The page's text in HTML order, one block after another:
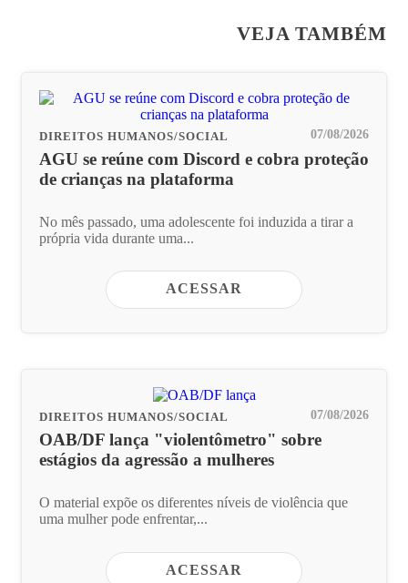
VEJA TAMBÉM
DIREITOS HUMANOS/SOCIAL 07/08/2026
AGU se reúne com Discord e cobra proteção
de crianças na plataforma
No mês passado, uma adolescente foi induzida a tirar a
própria vida durante uma...
ACESSAR
DIREITOS HUMANOS/SOCIAL 07/08/2026
OAB/DF lança "violentômetro" sobre
estágios da agressão a mulheres
O material expõe os diferentes níveis de violência que
uma mulher pode enfrentar,...
ACESSAR